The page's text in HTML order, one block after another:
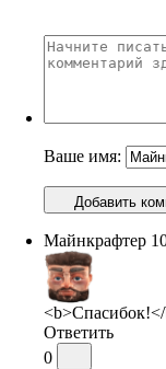
Ваше имя:
Добавить
Майнкрафтер
Ответить
0